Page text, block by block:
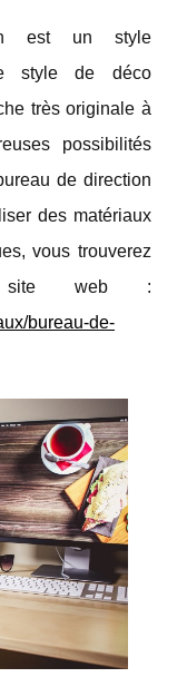
est un style
style de déco
très originale à
possibilités
de direction
des matériaux
vous trouverez
site web :
bureau-de-